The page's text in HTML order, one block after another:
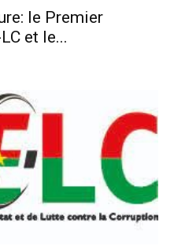
le Premier
et le...